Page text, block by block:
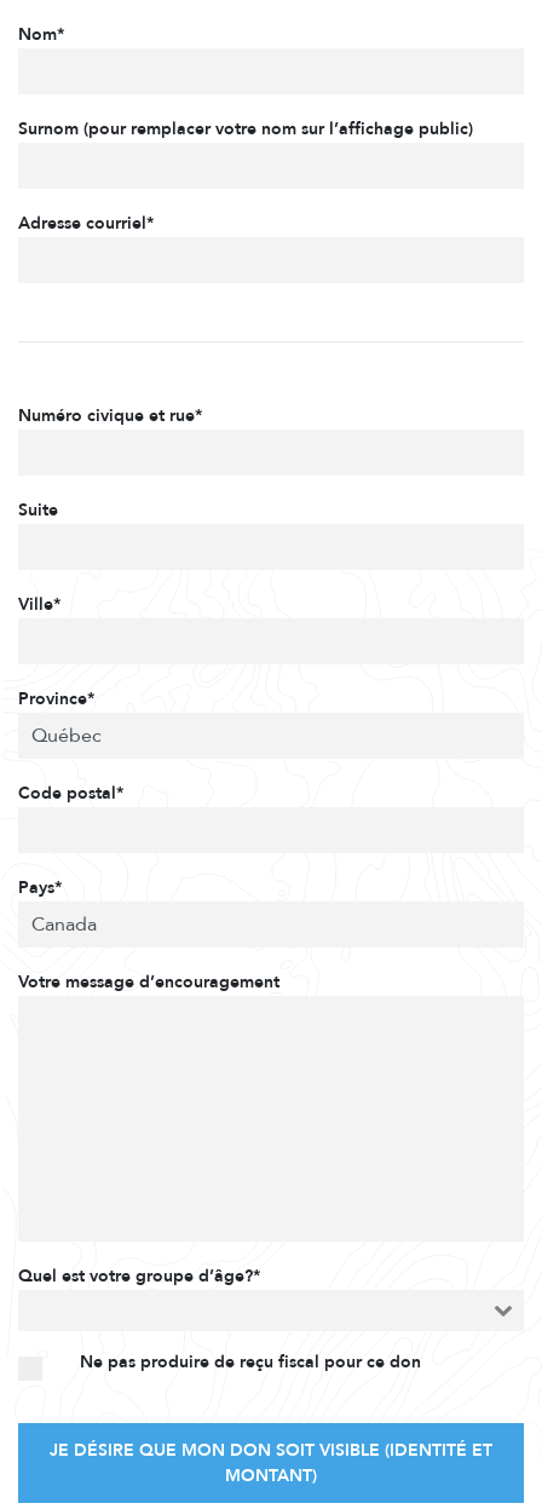
Nom*
Surnom (pour remplacer votre nom sur l’affichage public)
Adresse courriel*
Numéro civique et rue*
Suite
Ville*
Province*
Code postal*
Pays*
Votre message d’encouragement
Quel est votre groupe d’âge?*
Ne pas produire de reçu fiscal pour ce don
JE DÉSIRE QUE MON DON SOIT VISIBLE (IDENTITÉ ET
MONTANT)